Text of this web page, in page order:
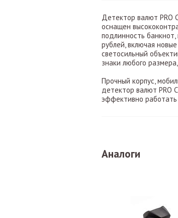
Детектор валют PRO
оснащен
подлинность
рублей, включая
светосильный
знаки любого
Прочный корпус,
детектор валют PRO
эффективно
Аналоги